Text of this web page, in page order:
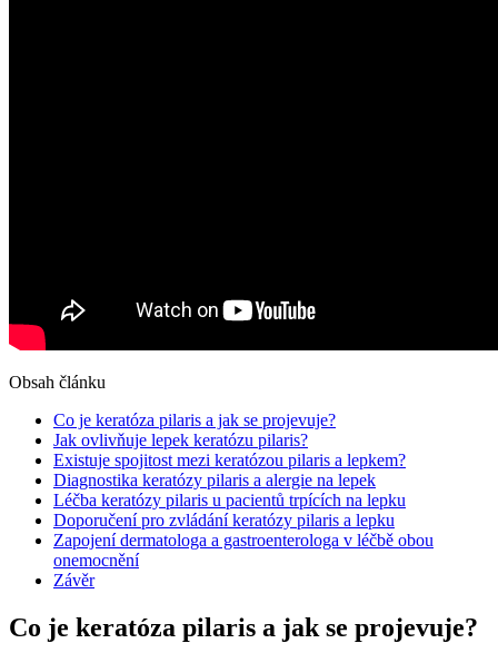
Obsah článku
Co je keratóza pilaris a jak se projevuje?
Jak ovlivňuje lepek keratózu pilaris?
Existuje spojitost mezi keratózou pilaris a lepkem?
Diagnostika keratózy pilaris a alergie na lepek
Léčba keratózy pilaris u pacientů trpících na lepku
Doporučení pro zvládání keratózy pilaris a lepku
Zapojení dermatologa a gastroenterologa v léčbě obou
onemocnění
Závěr
Co je keratóza pilaris a jak se projevuje?